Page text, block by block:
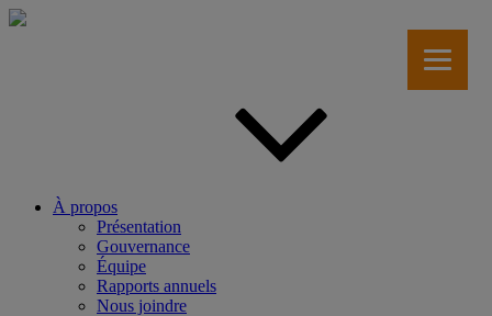
Aller
À propos
Présentation
Gouvernance
Équipe
Rapports annuels
Nous joindre